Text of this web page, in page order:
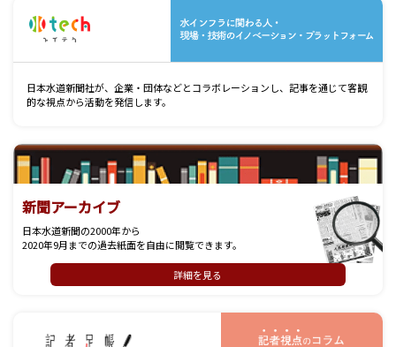
日本水道新聞社が、企業・団体などとコラボレーションし、記事を通じて客観
的な視点から活動を発信します。
新聞アーカイブ
日本水道新聞の2000年から
2020年9月までの過去紙面を自由に閲覧できます。
詳細を見る